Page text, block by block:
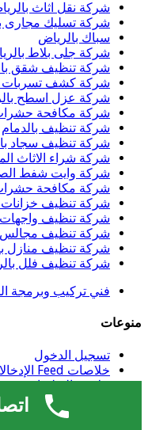
شركة نقل اثاث
شركة تسليك مجارى
سباك بالرياض
شركة جلى بلاط
شركة تنظيف شقق
شركة كشف تسربات
شركة عزل اسطح
شركة مكافحة
شركة تنظيف بالدمام
شركة تنظيف سجاد
شركة شراء الاثاث
شركة وايت شفط
شركة مكافحة
شركة تنظيف خزانات
شركة تنظيف واجهات
شركة تنظيف مجالس
شركة تنظيف منازل
شركة تنظيف فلل
فني تركيب وبرمجة
منوعات
تسجيل الدخول
خلاصات Feed الإدخالات
خلاصة التعليقات
WordPress.orgاتصل